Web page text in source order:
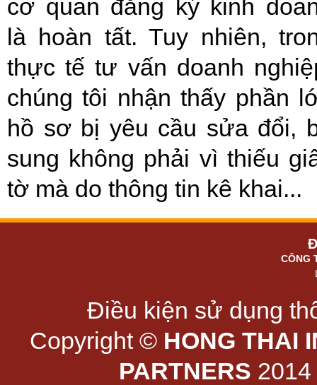
cơ quan đăng ký kinh
là hoàn tất. Tuy nhiên,
thực tế tư vấn doanh
chúng tôi nhận thấy phần
hồ sơ bị yêu cầu sửa đổi,
sung không phải vì thiếu
tờ mà do thông tin kê khai...
CÔNG
Điều kiện sử dụng
Copyright © HONG THAI
PARTNERS